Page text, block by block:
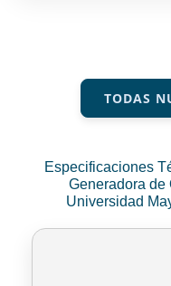
TODAS
Especificaciones
Generadora de
Universidad